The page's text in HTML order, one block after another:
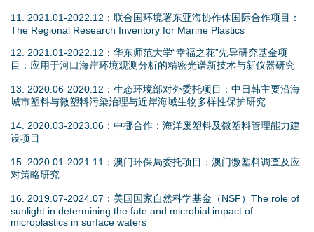
11. 2021.01-2022.12：联合国环境署东亚海协作体国际合作项目：
The Regional Research Inventory for Marine Plastics
12. 2021.01-2022.12：华东师范大学“幸福之花”先导研究基金项
目：应用于河口海岸环境观测分析的精密光谱新技术与新仪器研究
13. 2020.06-2020.12：生态环境部对外委托项目：中日韩主要沿海
城市塑料与微塑料污染治理与近岸海域生物多样性保护研究
14. 2020.03-2023.06：中挪合作：海洋废塑料及微塑料管理能力建
设项目
15. 2020.01-2021.11：澳门环保局委托项目：澳门微塑料调查及应
对策略研究
16. 2019.07-2024.07：美国国家自然科学基金（NSF）The role of
sunlight in determining the fate and microbial impact of
microplastics in surface waters